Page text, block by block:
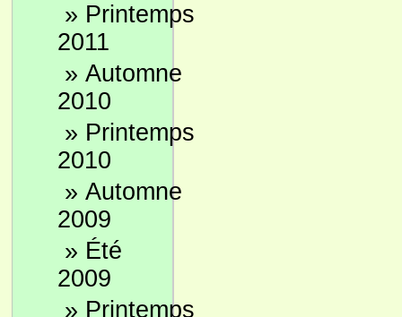
» Printemps
2011
» Automne
2010
» Printemps
2010
» Automne
2009
» Été
2009
» Printemps